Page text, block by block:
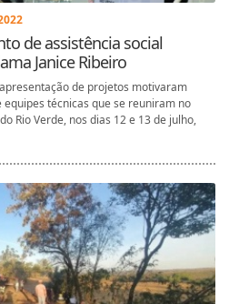
de assistência social
Janice Ribeiro
de projetos motivaram
técnicas que se reuniram no
Rio Verde, nos dias 12 e 13 de julho,